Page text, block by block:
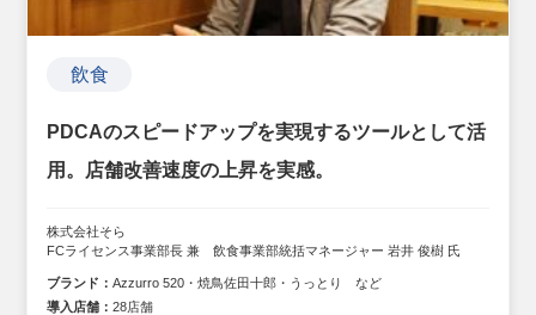
飲食
PDCAのスピードアップを実現するツールとして活
用。店舗改善速度の上昇を実感。
株式会社そら
FCライセンス事業部長 兼 飲食事業部統括マネージャー 岩井 俊樹 氏
ブランド：Azzurro 520・焼鳥佐田十郎・うっとり など
導入店舗：28店舗